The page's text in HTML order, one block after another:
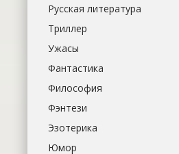
Русская литература
Триллер
Ужасы
Фантастика
Философия
Фэнтези
Эзотерика
Юмор